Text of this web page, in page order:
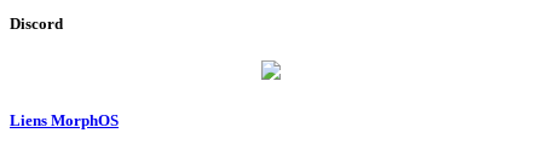
Discord
Liens MorphOS